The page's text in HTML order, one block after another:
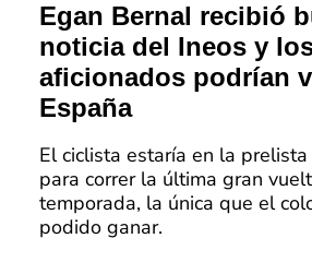
Egan Bernal recibió
noticia del Ineos y
aficionados podrían
España
El ciclista estaría en la
para correr la última gran
temporada, la única que el
podido ganar.